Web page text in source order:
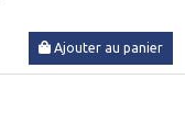
Ajouter au panier